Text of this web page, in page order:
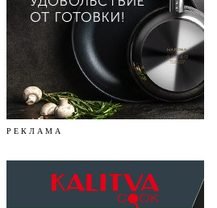
Р Е К Л А М А